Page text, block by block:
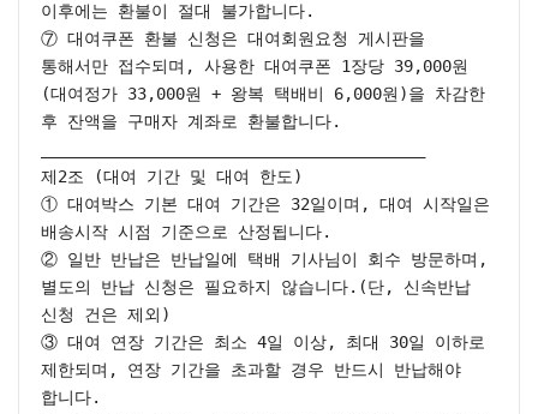
이후에는 환불이 절대 불가합니다.
⑦ 대여쿠폰 환불 신청은 대여회원요청 게시판을
통해서만 접수되며, 사용한 대여쿠폰 1장당 39,000원
(대여정가 33,000원 + 왕복 택배비 6,000원)을 차감한
후 잔액을 구매자 계좌로 환불합니다.
제2조 (대여 기간 및 대여 한도)
① 대여박스 기본 대여 기간은 32일이며, 대여 시작일은
배송시작 시점 기준으로 산정됩니다.
② 일반 반납은 반납일에 택배 기사님이 회수 방문하며,
별도의 반납 신청은 필요하지 않습니다.(단, 신속반납
신청 건은 제외)
③ 대여 연장 기간은 최소 4일 이상, 최대 30일 이하로
제한되며, 연장 기간을 초과할 경우 반드시 반납해야
합니다.